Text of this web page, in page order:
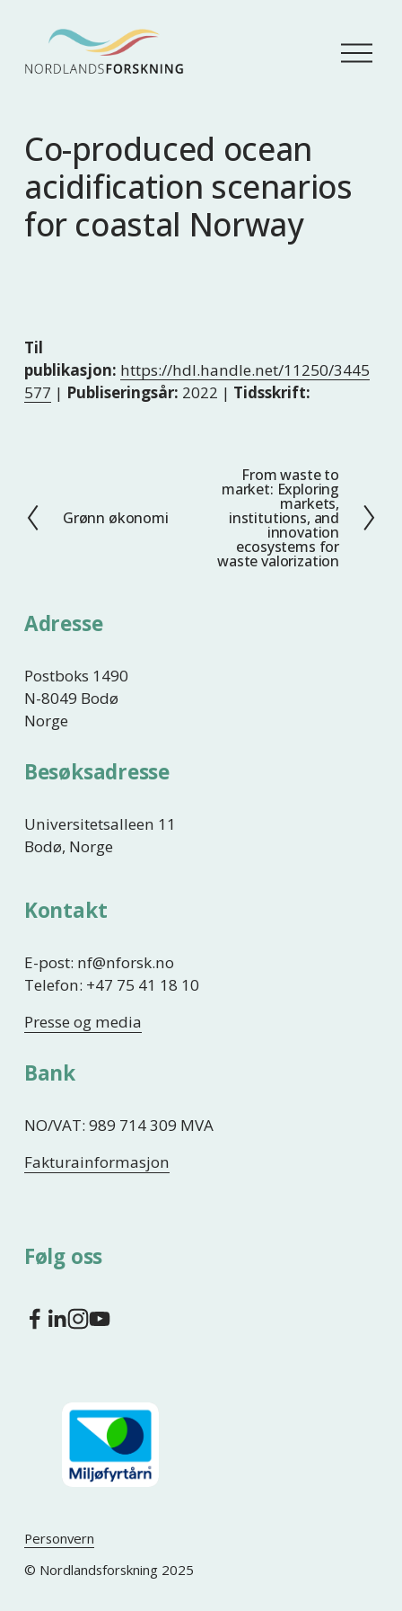
Å
p
Co-produced ocean
acidification scenarios
for coastal Norway
Til
publikasjon: https://hdl.handle.net/11250/3445
577 | Publiseringsår: 2022 | Tidsskrift:
F
g
Grønn økonomi
From waste to
market: Exploring
markets,
institutions, and
innovation
ecosystems for
waste valorization
Adresse
Postboks 1490
N-8049 Bodø
Norge
Besøksadresse
Universitetsalleen 11
Bodø, Norge
Kontakt
E-post: nf@nforsk.no
Telefon: +47 75 41 18 10
Presse og media
Bank
NO/VAT: 989 714 309 MVA
Fakturainformasjon
Følg oss
Personvern
© Nordlandsforskning 2025